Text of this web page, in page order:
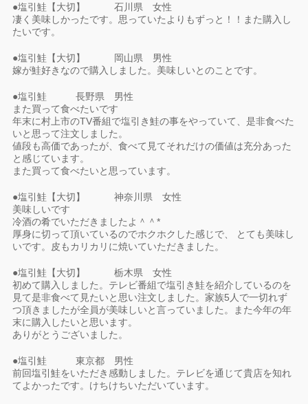
●塩引鮭【大切】 石川県 女性
凄く美味しかったです。思っていたよりもずっと！！また購入し
たいです。
●塩引鮭【大切】 岡山県 男性
嫁が鮭好きなので購入しました。美味しいとのことです。
●塩引鮭 長野県 男性
また買って食べたいです
年末に村上市のTV番組で塩引き鮭の事をやっていて、是非食べた
いと思って注文しました。
値段も高価であったが、食べて見てそれだけの価値は充分あった
と感じています。
また買って食べたいと思っています。
●塩引鮭【大切】 神奈川県 女性
美味しいです
冷酒の肴でいただきましたよ＾＾*
厚身に切って頂いているのでホクホクした感じで、 とても美味し
いです。皮もカリカリに焼いていただきました。
●塩引鮭【大切】 栃木県 女性
初めて購入しました。テレビ番組で塩引き鮭を紹介しているのを
見て是非食べて見たいと思い注文しました。家族5人で一切れず
つ頂きましたが全員が美味しいと言っていました。また今年の年
末に購入したいと思います。
ありがとうございました。
●塩引鮭 東京都 男性
前回塩引鮭をいただき感動しました。テレビを通じて貴店を知れ
てよかったです。けちけちいただいています。